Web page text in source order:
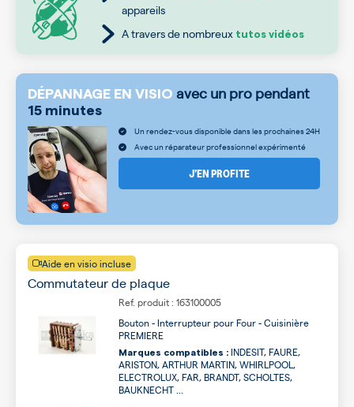
appareils
A travers de nombreux tutos vidéos
DÉPANNAGE EN VISIO avec un pro pendant
15 minutes
Un rendez-vous disponible dans les prochaines 24H
Avec un réparateur professionnel expérimenté
J’EN PROFITE
Aide en visio incluse
Commutateur de plaque
Ref. produit : 163100005
Bouton - Interrupteur pour Four - Cuisinière
PREMIERE
Marques compatibles : INDESIT, FAURE,
ARISTON, ARTHUR MARTIN, WHIRLPOOL,
ELECTROLUX, FAR, BRANDT, SCHOLTES,
BAUKNECHT ...